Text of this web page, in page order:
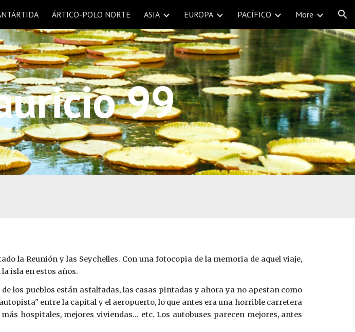
Skip to navigation
ÁRTICO-POLO NORTE ASIA EUROPA PACÍFICO More
99
la Reunión y las Seychelles. Con una fotocopia de la memoria de aquel viaje,
isla en estos años.
los pueblos están asfaltadas, las casas pintadas y ahora ya no apestan como
entre la capital y el aeropuerto, lo que antes era una horrible carretera
hospitales, mejores viviendas... etc. Los autobuses parecen mejores, antes